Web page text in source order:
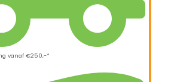
vanaf €250,-*